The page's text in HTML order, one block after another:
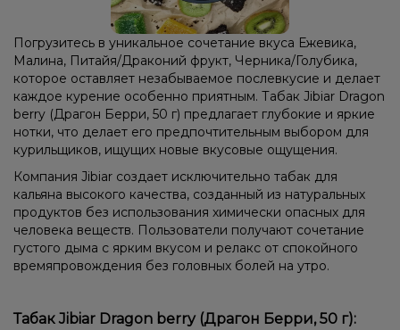
Манго, Маракуйя
Апельсин, Банан, Вишня/Черешня, Мята, Персик
Конфеты, Лёд/Холодок, Мята Кола, Печенье
Кокос, Сливки/Крем Виноград, Ягоды
Анис/Двойное яблоко, Мята
Виноград, Ежевика, Персик, Черника/Голубика
Погрузитесь в уникальное сочетание вкуса Ежевика,
Малина, Питайя/Драконий фрукт, Черника/Голубика,
которое оставляет незабываемое послевкусие и делает
каждое курение особенно приятным. Табак Jibiar Dragon
berry (Драгон Берри, 50 г) предлагает глубокие и яркие
нотки, что делает его предпочтительным выбором для
курильщиков, ищущих новые вкусовые ощущения.
Компания Jibiar создает исключительно табак для
кальяна высокого качества, созданный из натуральных
продуктов без использования химически опасных для
человека веществ. Пользователи получают сочетание
густого дыма с ярким вкусом и релакс от спокойного
времяпровождения без головных болей на утро.
Табак Jibiar Dragon berry (Драгон Берри, 50 г):